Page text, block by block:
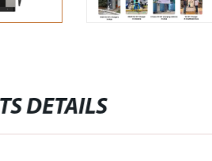
DETAILS